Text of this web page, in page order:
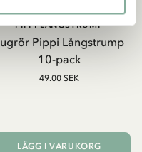
Pippi Långstrump
10-pack
PIPPI LÅNGSTRUMP
49.00 SEK
LÄGG I VARUKORG